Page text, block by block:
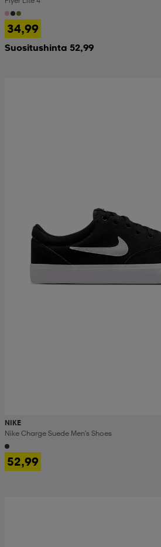
34,99
Suositushinta 52,99
NIKE
Nike Charge Suede Men's Shoes
52,99